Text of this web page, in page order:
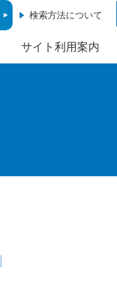
検索方法について
サイト利用案内